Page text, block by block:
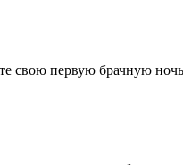
свою первую брачную